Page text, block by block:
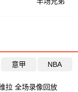
意甲 NBA
拉 全场录像回放